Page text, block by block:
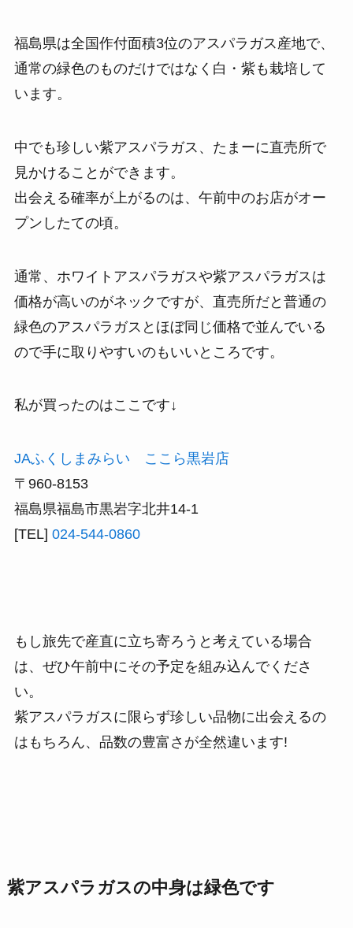
福島県は全国作付面積3位のアスパラガス産地で、
通常の緑色のものだけではなく白・紫も栽培して
います。
中でも珍しい紫アスパラガス、たまーに直売所で
見かけることができます。
出会える確率が上がるのは、午前中のお店がオー
プンしたての頃。
通常、ホワイトアスパラガスや紫アスパラガスは
価格が高いのがネックですが、直売所だと普通の
緑色のアスパラガスとほぼ同じ価格で並んでいる
ので手に取りやすいのもいいところです。
私が買ったのはここです↓
JAふくしまみらい ここら黒岩店
〒960-8153
福島県福島市黒岩字北井14-1
[TEL] 024-544-0860
もし旅先で産直に立ち寄ろうと考えている場合
は、ぜひ午前中にその予定を組み込んでくださ
い。
紫アスパラガスに限らず珍しい品物に出会えるの
はもちろん、品数の豊富さが全然違います!
紫アスパラガスの中身は緑色です